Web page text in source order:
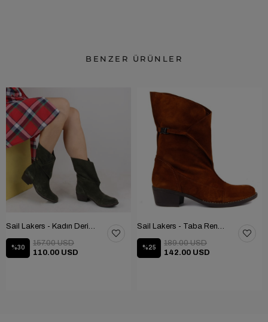
BENZER ÜRÜNLER
%30
110.00 USD
157.00 USD
%25
142.00 USD
189.00 USD